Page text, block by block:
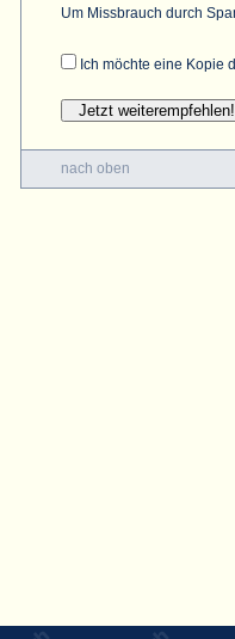
Um Missbrauch durch
Ich möchte eine Kopie
nach oben